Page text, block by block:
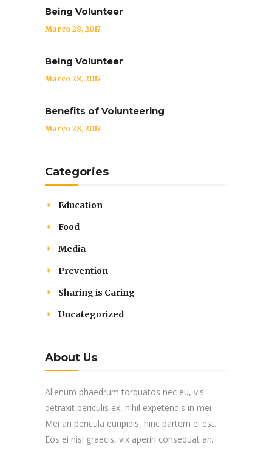
Being Volunteer
Março 28, 2017
Being Volunteer
Março 28, 2017
Benefits of Volunteering
Março 28, 2017
Categories
Education
Food
Media
Prevention
Sharing is Caring
Uncategorized
About Us
Alienum phaedrum torquatos nec eu, vis
detraxit periculis ex, nihil expetendis in mei.
Mei an pericula euripidis, hinc partem ei est.
Eos ei nisl graecis, vix aperiri consequat an.